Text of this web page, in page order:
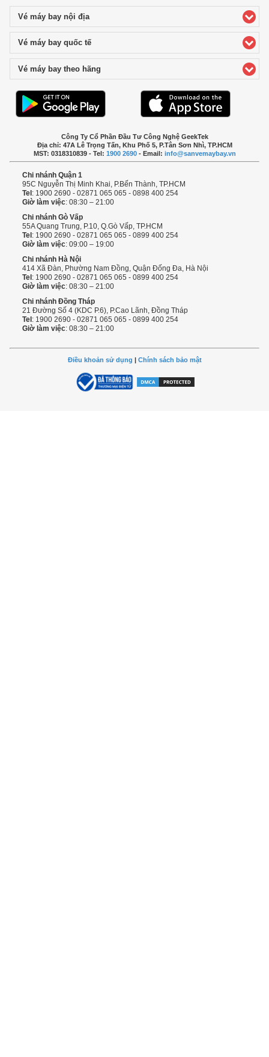
Vé máy bay nội địaclick to expand contents
Vé máy bay quốc tếclick to expand contents
Vé máy bay theo hãng
Công Ty Cổ Phần Đầu Tư Công Nghệ GeekTek
Địa chỉ: 47A Lê Trọng Tấn, Khu Phố 5, P.Tân Sơn Nhì, TP.HCM
MST: 0318310839 - Tel: 1900 2690- Email: info@sanvemaybay.vn
Chi nhánh Quận 1
95C Nguyễn Thị Minh Khai, P.Bến Thành, TP.HCM
Tel : 1900 2690 - 02871 065 065 - 0898 400 254
Giờ làm việc: 08:30 – 21:00
Chi nhánh Gò Vấp
55A Quang Trung, P.10, Q.Gò Vấp, TP.HCM
Tel : 1900 2690 - 02871 065 065 - 0899 400 254
Giờ làm việc: 09:00 – 19:00
Chi nhánh Hà Nội
414 Xã Đàn, Phường Nam Đồng, Quận Đống Đa, Hà Nội
Tel : 1900 2690 - 02871 065 065 - 0899 400 254
Giờ làm việc: 08:30 – 21:00
Chi nhánh Đồng Tháp
21 Đường Số 4 (KDC P.6), P.Cao Lãnh, Đồng Tháp
Tel : 1900 2690 - 02871 065 065 - 0899 400 254
Giờ làm việc: 08:30 – 21:00
Điều khoản sử dụng Chính sách bảo mật